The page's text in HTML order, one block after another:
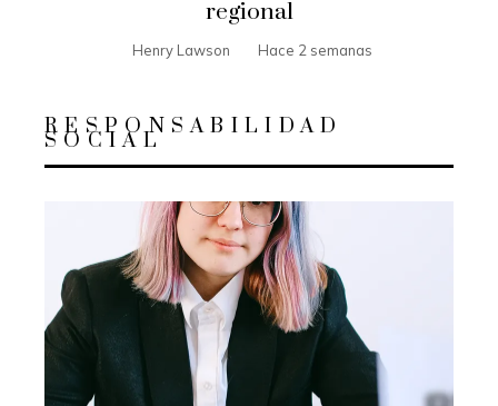
regional
Henry Lawson Hace 2 semanas
RESPONSABILIDAD
SOCIAL